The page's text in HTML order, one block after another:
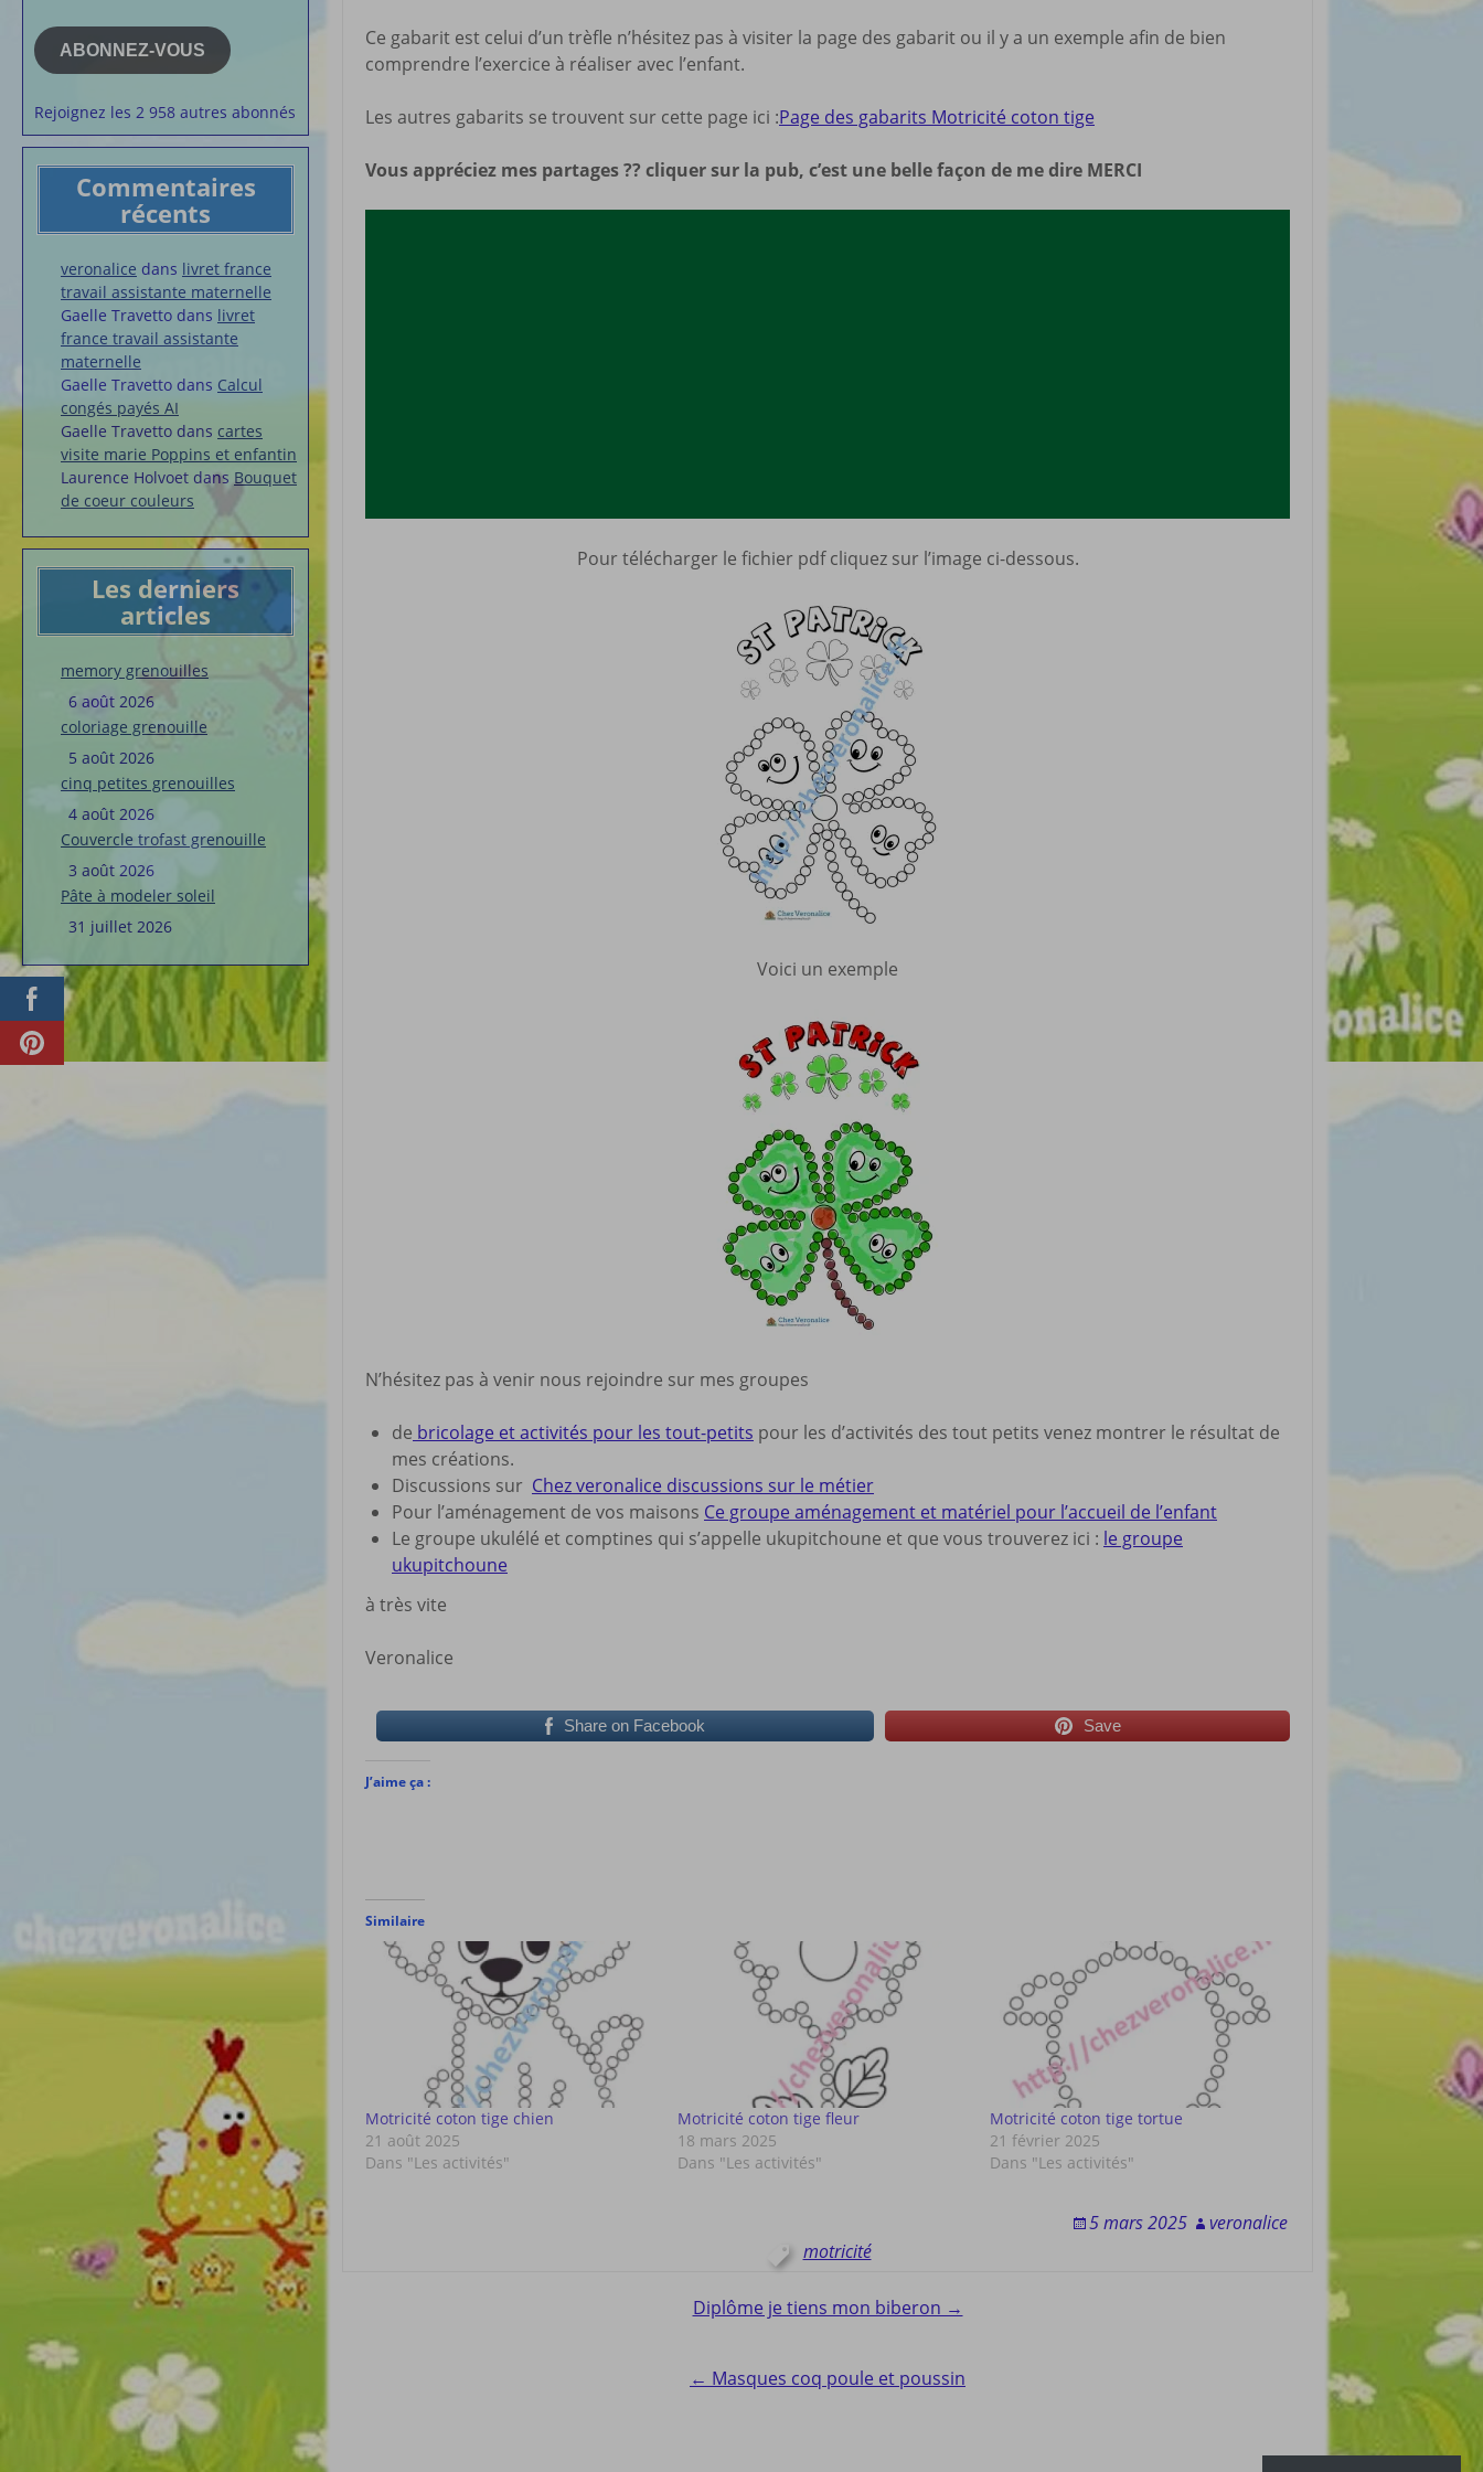
Membres du site
Articles chez
Mes articles préférés
mail
ABONNEZ-VOUS
Rejoignez les 2 958 autres abonnés
Commentaires
récents
veronalice dans livret france
travail assistante maternelle
Gaelle Travetto dans livret
france travail assistante
maternelle
Gaelle Travetto dans Calcul
congés payés AI
Gaelle Travetto dans cartes
visite marie Poppins et enfantin
Laurence Holvoet dans Bouquet
de coeur couleurs
Les derniers
articles
memory grenouilles
6 août 2026
coloriage grenouille
5 août 2026
cinq petites grenouilles
4 août 2026
Couvercle trofast grenouille
3 août 2026
Pâte à modeler soleil
31 juillet 2026
Ce gabarit est celui d’un trèfle n’hésitez pas à visiter la page des gabarit ou il y a un exemple afin de bien
comprendre l’exercice à réaliser avec l’enfant.
Les autres gabarits se trouvent sur cette page ici :Page des gabarits Motricité coton tige
Vous appréciez mes partages ?? cliquer sur la pub, c’est une belle façon de me dire MERCI
Pour télécharger le fichier pdf cliquez sur l’image ci-dessous.
Voici un exemple
N’hésitez pas à venir nous rejoindre sur mes groupes
de bricolage et activités pour les tout-petits pour les d’activités des tout petits venez montrer le résultat de
mes créations.
Discussions sur Chez veronalice discussions sur le métier
Pour l’aménagement de vos maisons Ce groupe aménagement et matériel pour l’accueil de l’enfant
Le groupe ukulélé et comptines qui s’appelle ukupitchoune et que vous trouverez ici : le groupe
ukupitchoune
à très vite
Veronalice
Share on Facebook Save
J’aime ça :
Similaire
Motricité coton tige chien
21 août 2025
Dans "Les activités"
Motricité coton tige fleur
18 mars 2025
Dans "Les activités"
Motricité coton tige tortue
21 février 2025
Dans "Les activités"
5 mars 2025
veronalice
motricité
Diplôme je tiens mon biberon →
← Masques coq poule et poussin